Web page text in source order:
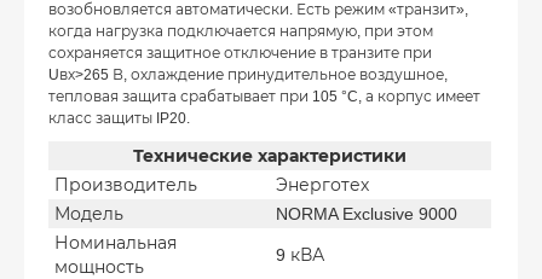
возобновляется автоматически. Есть режим «транзит»,
когда нагрузка подключается напрямую, при этом
сохраняется защитное отключение в транзите при
Uвх>265 В, охлаждение принудительное воздушное,
тепловая защита срабатывает при 105 °C, а корпус имеет
класс защиты IP20.
Технические характеристики
Производитель
Энерготех
Модель
NORMA Exclusive 9000
Номинальная
мощность
9 кВА